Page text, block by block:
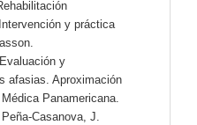
y práctica
y
afasias. Aproximación
Panamericana.
Casanova, J.